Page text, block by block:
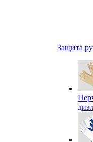
Защита